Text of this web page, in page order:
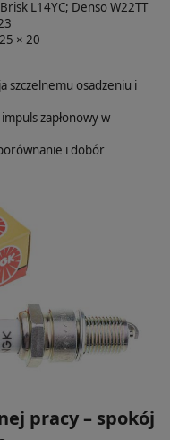
L14YC; Denso W22TT
× 20
szczelnemu osadzeniu i
zapłonowy w
i dobór
pracy – spokój